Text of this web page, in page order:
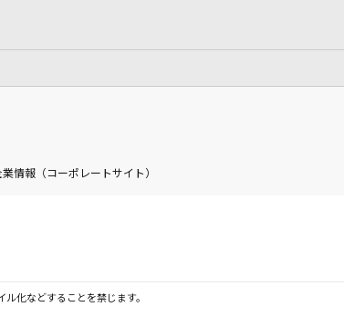
業情報（コーポレートサイト）
化などすることを禁じます。